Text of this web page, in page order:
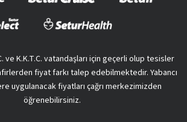
ve K.K.T.C. vatandaşları için geçerli olup tesisler
fiyat farkı talep edebilmektedir. Yabancı
uygulanacak fiyatları çağrı merkezimizden
öğrenebilirsiniz.